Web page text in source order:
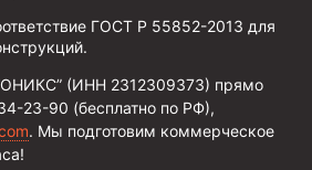
привода (СВП)
и оборудование для
бурового раствора
ГОСТ Р 55852-2013 для
(ИНН 2312309373) прямо
23-90 (бесплатно по РФ),
. Мы подготовим коммерческое